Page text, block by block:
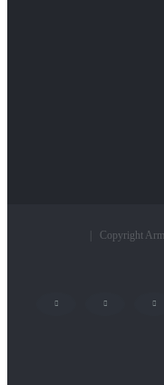
Instagram
Pinterest
LinkedIn